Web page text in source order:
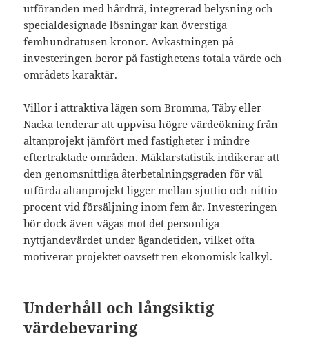
utföranden med hårdträ, integrerad belysning och
specialdesignade lösningar kan överstiga
femhundratusen kronor. Avkastningen på
investeringen beror på fastighetens totala värde och
områdets karaktär.
Villor i attraktiva lägen som Bromma, Täby eller
Nacka tenderar att uppvisa högre värdeökning från
altanprojekt jämfört med fastigheter i mindre
eftertraktade områden. Mäklarstatistik indikerar att
den genomsnittliga återbetalningsgraden för väl
utförda altanprojekt ligger mellan sjuttio och nittio
procent vid försäljning inom fem år. Investeringen
bör dock även vägas mot det personliga
nyttjandevärdet under ägandetiden, vilket ofta
motiverar projektet oavsett ren ekonomisk kalkyl.
Underhåll och långsiktig
värdebevaring